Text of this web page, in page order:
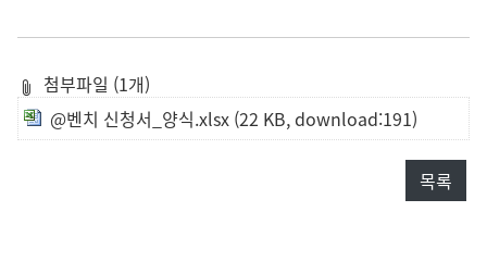
첨부파일 (1개)
@벤치 신청서_양식.xlsx (22 KB, download:191)
목록